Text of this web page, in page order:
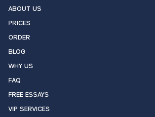
ABOUT US
PRICES
ORDER
BLOG
WHY US
FAQ
FREE ESSAYS
VIP SERVICES